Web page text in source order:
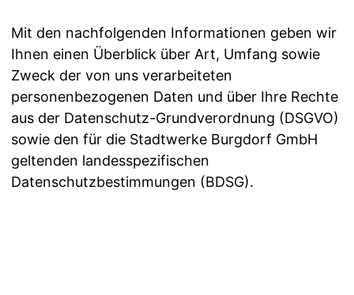
Mit den nachfolgenden Informationen geben wir
Ihnen einen Überblick über Art, Umfang sowie
Zweck der von uns verarbeiteten
personenbezogenen Daten und über Ihre Rechte
aus der Datenschutz-Grundverordnung (DSGVO)
sowie den für die Stadtwerke Burgdorf GmbH
geltenden landesspezifischen
Datenschutzbestimmungen (BDSG).